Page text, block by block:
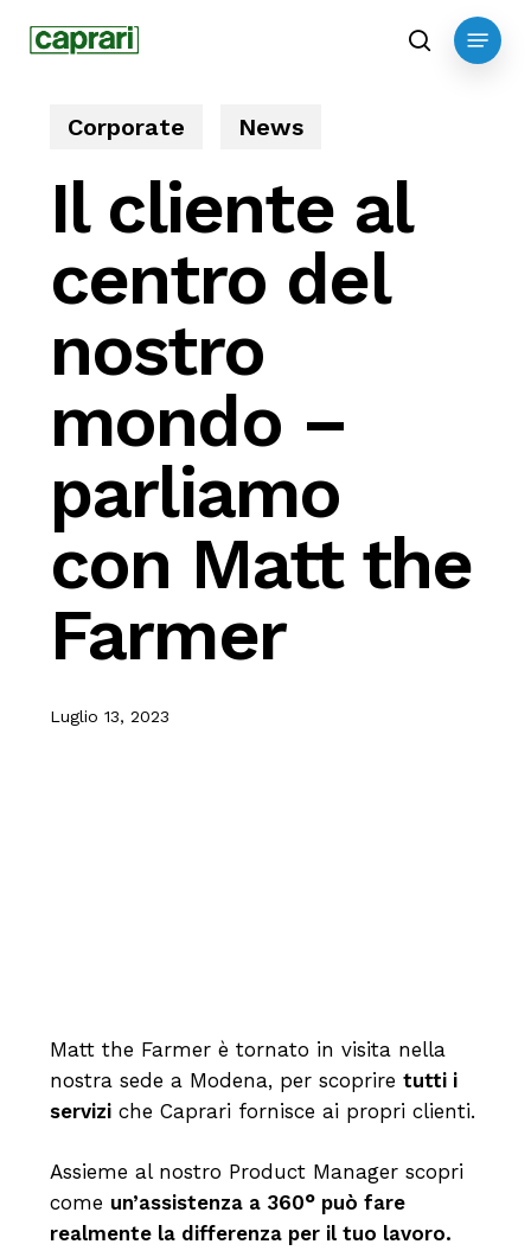
search
Menu
Corporate News
Il cliente al
centro del
nostro
mondo –
parliamo
con Matt the
Farmer
Luglio 13, 2023
Matt the Farmer è tornato in visita nella
nostra sede a Modena, per scoprire tutti i
serviziche Caprari fornisce ai propri clienti.
Assieme al nostro Product Manager scopri
come un’assistenza a 360°può fare
realmente la differenza per il tuo lavoro.